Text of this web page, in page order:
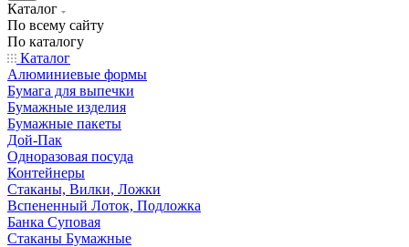
Каталог
По всему сайту
По каталогу
Каталог
Алюминиевые формы
Бумага для выпечки
Бумажные изделия
Бумажные пакеты
Дой-Пак
Одноразовая посуда
Контейнеры
Стаканы, Вилки, Ложки
Вспененный Лоток, Подложка
Банка Суповая
Стаканы Бумажные